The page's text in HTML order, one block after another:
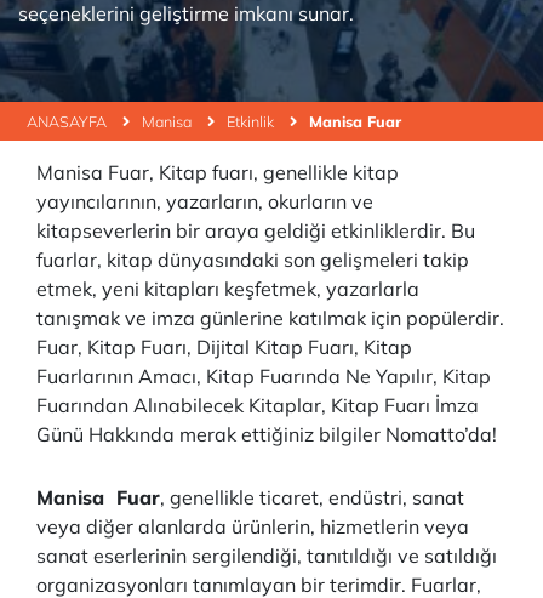
ANASAYFA Manisa Etkinlik Manisa Fuar
seçeneklerini geliştirme imkanı sunar.
Manisa Fuar, Kitap fuarı, genellikle kitap
yayıncılarının, yazarların, okurların ve
kitapseverlerin bir araya geldiği etkinliklerdir. Bu
fuarlar, kitap dünyasındaki son gelişmeleri takip
etmek, yeni kitapları keşfetmek, yazarlarla
tanışmak ve imza günlerine katılmak için popülerdir.
Fuar, Kitap Fuarı, Dijital Kitap Fuarı, Kitap
Fuarlarının Amacı, Kitap Fuarında Ne Yapılır, Kitap
Fuarından Alınabilecek Kitaplar, Kitap Fuarı İmza
Günü Hakkında merak ettiğiniz bilgiler Nomatto’da!
Manisa Fuar, genellikle ticaret, endüstri, sanat
veya diğer alanlarda ürünlerin, hizmetlerin veya
sanat eserlerinin sergilendiği, tanıtıldığı ve satıldığı
organizasyonları tanımlayan bir terimdir. Fuarlar,